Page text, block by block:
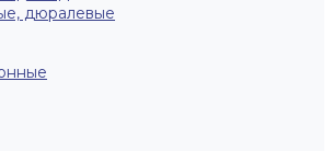
дюралевые